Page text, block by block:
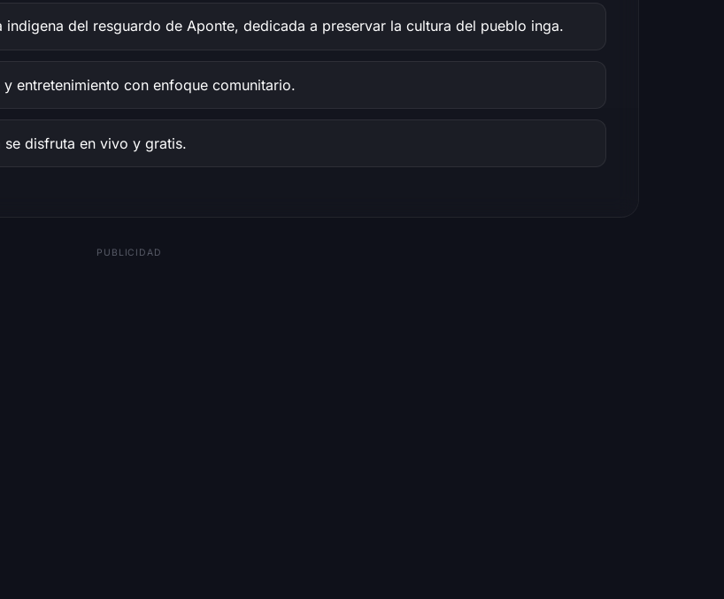
indigena del resguardo de Aponte, dedicada a preservar la cultura del pueblo inga.
entretenimiento con enfoque comunitario.
se disfruta en vivo y gratis.
PUBLICIDAD